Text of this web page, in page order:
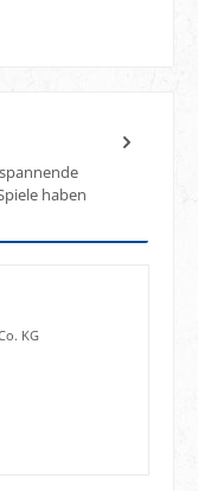
haben
KG